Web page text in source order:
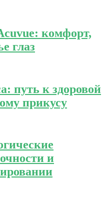
комфорт,
глаз
путь к здоровой
прикусу
и